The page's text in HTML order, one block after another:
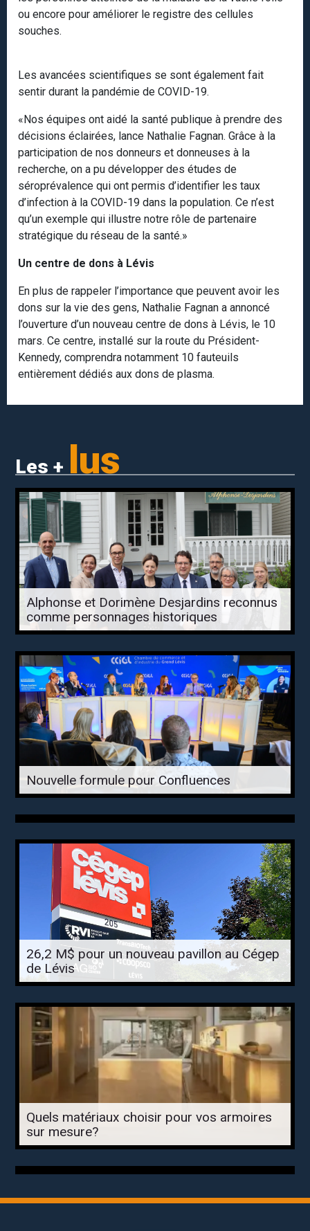
ou encore pour améliorer le registre des cellules
souches.
Les avancées scientifiques se sont également fait
sentir durant la pandémie de COVID-19.
«Nos équipes ont aidé la santé publique à prendre des
décisions éclairées, lance Nathalie Fagnan. Grâce à la
participation de nos donneurs et donneuses à la
recherche, on a pu développer des études de
séroprévalence qui ont permis d’identifier les taux
d’infection à la COVID-19 dans la population. Ce n’est
qu’un exemple qui illustre notre rôle de partenaire
stratégique du réseau de la santé.»
Un centre de dons à Lévis
En plus de rappeler l’importance que peuvent avoir les
dons sur la vie des gens, Nathalie Fagnan a annoncé
l’ouverture d’un nouveau centre de dons à Lévis, le 10
mars. Ce centre, installé sur la route du Président-
Kennedy, comprendra notamment 10 fauteuils
entièrement dédiés aux dons de plasma.
Les + lus
Alphonse et Dorimène Desjardins reconnus
comme personnages historiques
Nouvelle formule pour Confluences
26,2 M$ pour un nouveau pavillon au Cégep
de Lévis
Quels matériaux choisir pour vos armoires
sur mesure?